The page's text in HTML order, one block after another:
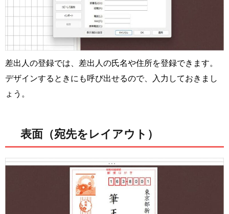
差出人の登録では、差出人の氏名や住所を登録できます。
デザインするときにも呼び出せるので、入力しておきまし
ょう。
表面（宛先をレイアウト）